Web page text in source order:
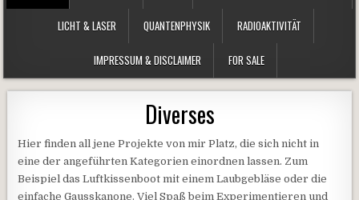
LICHT & LASER QUANTENPHYSIK RADIOAKTIVITÄT
IMPRESSUM & DISCLAIMER FOR SALE
Diverses
Hier finden all jene Projekte von mir Platz, die sich nicht in
eine der angeführten Kategorien einordnen lassen. Zum
Beispiel das Luftkissenboot mit einem Laubgebläse oder die
einfache Gausskanone. Viel Spaß beim Experimentieren und